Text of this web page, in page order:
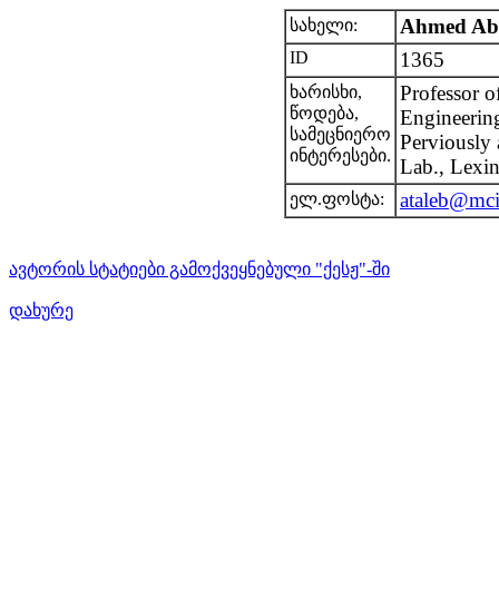
სახელი: Ahmed
ID 1365
ხარისხი,
წოდება,
სამეცნიერო
ინტერესები.
Professor
Perviously
Lab.,
ელ.ფოსტა:
ავტორის სტატიები გამოქვეყნებული "ქესჟ"-ში
დახურე